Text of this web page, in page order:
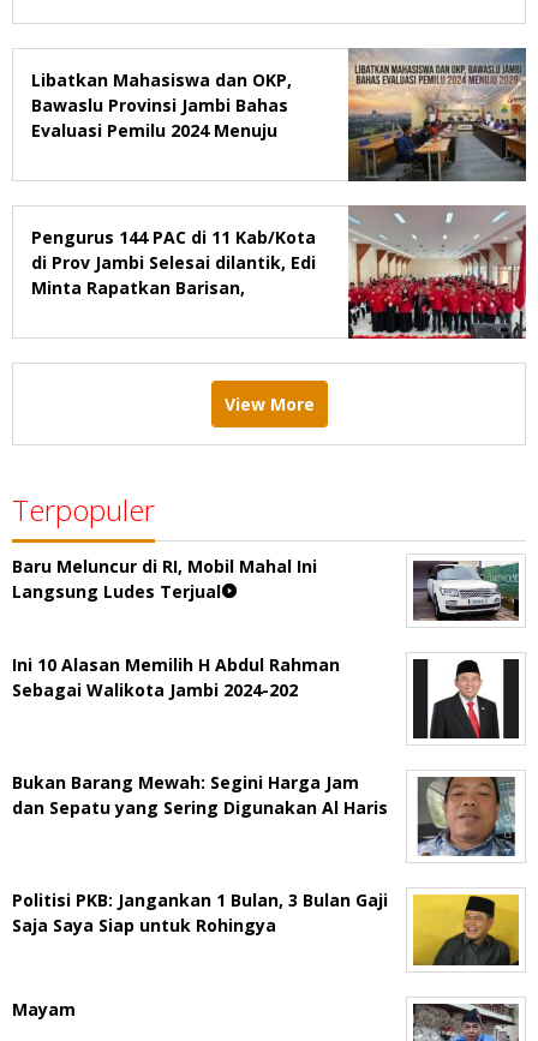
Libatkan Mahasiswa dan OKP,
Bawaslu Provinsi Jambi Bahas
Evaluasi Pemilu 2024 Menuju
Pengurus 144 PAC di 11 Kab/Kota
di Prov Jambi Selesai dilantik, Edi
Minta Rapatkan Barisan,
View More
Terpopuler
Baru Meluncur di RI, Mobil Mahal Ini
Langsung Ludes Terjual
Ini 10 Alasan Memilih H Abdul Rahman
Sebagai Walikota Jambi 2024-202
Bukan Barang Mewah: Segini Harga Jam
dan Sepatu yang Sering Digunakan Al Haris
Politisi PKB: Jangankan 1 Bulan, 3 Bulan Gaji
Saja Saya Siap untuk Rohingya
Mayam